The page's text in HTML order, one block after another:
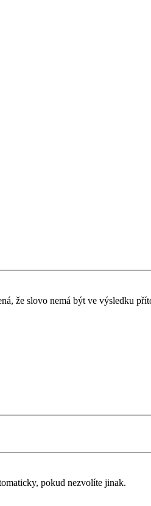
že slovo nemá být ve výsledku
pokud nezvolíte jinak.